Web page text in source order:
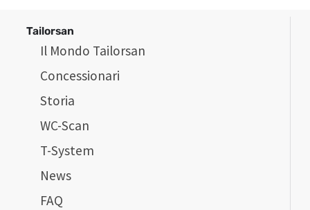
Tailorsan
Il Mondo Tailorsan
Concessionari
Storia
WC-Scan
T-System
News
FAQ